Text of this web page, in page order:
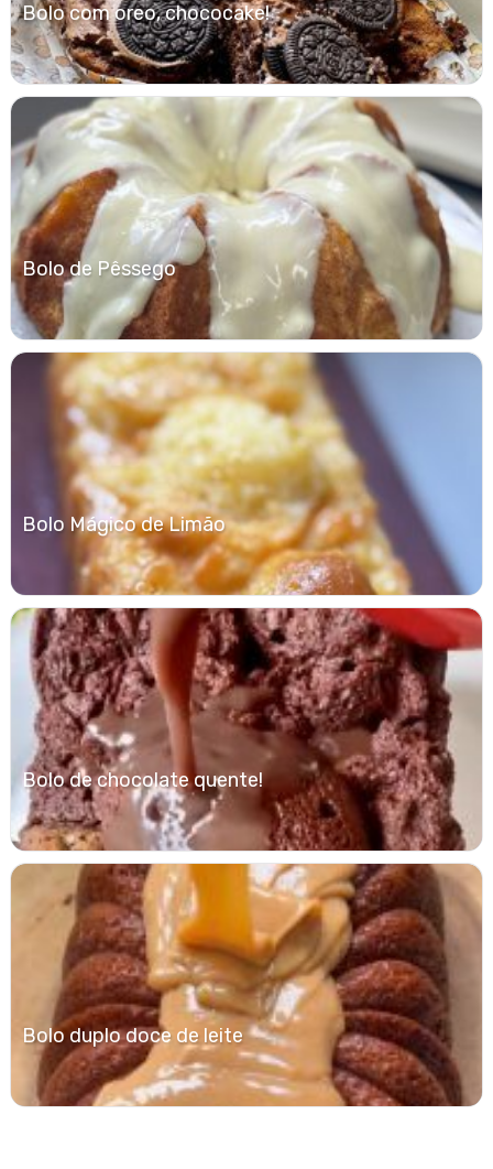
Bolo com oreo, chococake!
Bolo de Pêssego
Bolo Mágico de Limão
Bolo de chocolate quente!
Bolo duplo doce de leite